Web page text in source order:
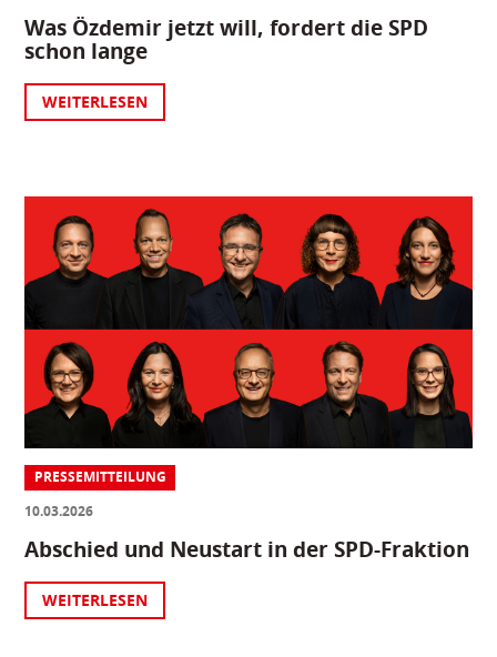
Was Özdemir jetzt will, fordert die SPD
schon lange
WEITERLESEN
PRESSEMITTEILUNG
10.03.2026
Abschied und Neustart in der SPD-Fraktion
WEITERLESEN